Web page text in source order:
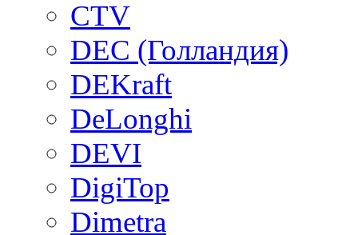
CTV
DEC (Голландия)
DEKraft
DeLonghi
DEVI
DigiTop
Dimetra